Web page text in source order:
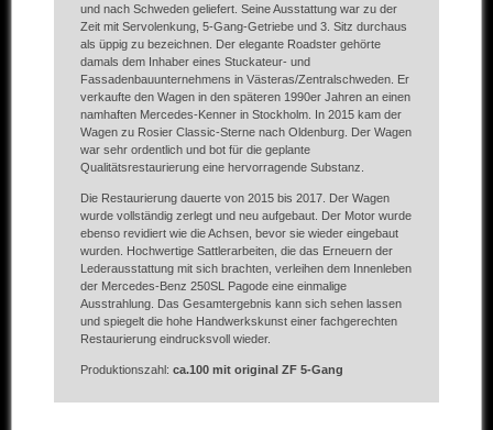
und nach Schweden geliefert. Seine Ausstattung war zu der
Zeit mit Servolenkung, 5-Gang-Getriebe und 3. Sitz durchaus
als üppig zu bezeichnen. Der elegante Roadster gehörte
damals dem Inhaber eines Stuckateur- und
Fassadenbauunternehmens in Västeras/Zentralschweden. Er
verkaufte den Wagen in den späteren 1990er Jahren an einen
namhaften Mercedes-Kenner in Stockholm. In 2015 kam der
Wagen zu Rosier Classic-Sterne nach Oldenburg. Der Wagen
war sehr ordentlich und bot für die geplante
Qualitätsrestaurierung eine hervorragende Substanz.
Die Restaurierung dauerte von 2015 bis 2017. Der Wagen
wurde vollständig zerlegt und neu aufgebaut. Der Motor wurde
ebenso revidiert wie die Achsen, bevor sie wieder eingebaut
wurden. Hochwertige Sattlerarbeiten, die das Erneuern der
Lederausstattung mit sich brachten, verleihen dem Innenleben
der Mercedes-Benz 250SL Pagode eine einmalige
Ausstrahlung. Das Gesamtergebnis kann sich sehen lassen
und spiegelt die hohe Handwerkskunst einer fachgerechten
Restaurierung eindrucksvoll wieder.
Produktionszahl: ca.100 mit original ZF 5-Gang